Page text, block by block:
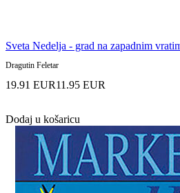
Sveta Nedelja - grad na zapadnim
Dragutin Feletar
19.91 EUR11.95 EUR
Dodaj u košaricu